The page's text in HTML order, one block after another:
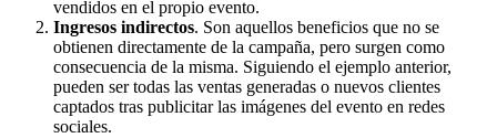
vendidos en el propio evento.
Ingresos indirectos. Son aquellos beneficios que no se
obtienen directamente de la campaña, pero surgen como
consecuencia de la misma. Siguiendo el ejemplo anterior,
pueden ser todas las ventas generadas o nuevos clientes
captados tras publicitar las imágenes del evento en redes
sociales.